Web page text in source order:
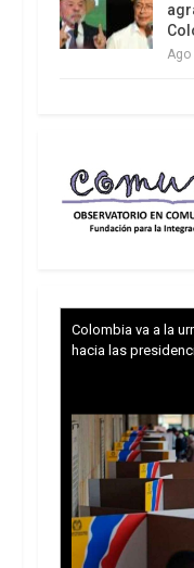
Ago
Colombia va a la
hacia las